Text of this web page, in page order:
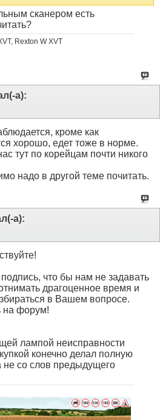
сканером есть
Rexton W XVT
а):
кроме как
хорошо, едет тоже в норме.
тут по корейцам почти никого
надо в другой теме почитать.
а):
что бы нам не задавать
драгоценное время и
в Вашем вопросе.
на форум!
лампой неисправности
конечно делал полную
не со слов предыдущего